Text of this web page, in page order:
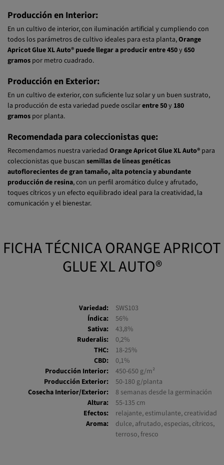
Producción en Interior:
En un cultivo de interior, con iluminación artificial y cumpliendo con
todos los parámetros de cultivo ideales para esta planta,Orange
Apricot Glue XL Auto® puede llegar a producir entre 450y 650
gramos por metro cuadrado.
Producción en Exterior:
En un cultivo de exterior, con suficiente luz solar y un buen sustrato,
la producción de esta variedad puede oscilarentre 50y 180
gramos por planta.
Recomendada para coleccionistas que:
Recomendamos nuestra variedad Orange Apricot Glue XL Auto® para
coleccionistas que buscan semillas de líneas genéticas
autoflorecientes de gran tamaño, alta potencia y abundante
producción de resina, con un perfil aromático dulce y afrutado,
toques cítricos y un efecto equilibrado ideal para la creatividad, la
comunicación y el bienestar.
FICHA TÉCNICA ORANGE APRICOT
GLUE XL AUTO®
Variedad:
SWS103
Índica:
56%
Sativa:
43,8%
Ruderalis:
0,2%
THC:
18-25%
CBD:
0,1%
Producción Interior:
450-650 g/m²
Producción Exterior:
50-180 g/planta
Cosecha Interior/Exterior:
8 semanas desde la germinación
Altura:
55-135 cm
Efectos:
relajante, estimulante, creatividad
Aroma:
dulce, afrutado, especias, cítricos,
terroso, fresco